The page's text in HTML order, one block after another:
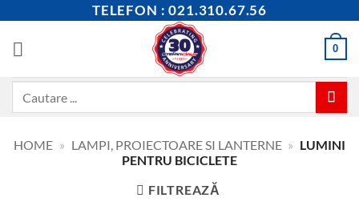
content
TELEFON : 021.310.67.56
0
HOME » LAMPI, PROIECTOARE SI LANTERNE » LUMINI
PENTRU BICICLETE
FILTREAZĂ